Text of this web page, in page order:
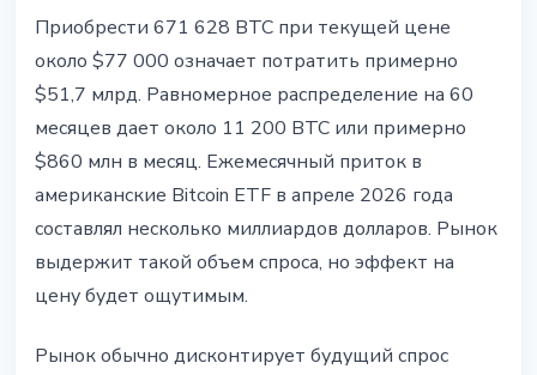
Приобрести 671 628 BTC при текущей цене
около $77 000 означает потратить примерно
$51,7 млрд. Равномерное распределение на 60
месяцев дает около 11 200 BTC или примерно
$860 млн в месяц. Ежемесячный приток в
американские Bitcoin ETF в апреле 2026 года
составлял несколько миллиардов долларов. Рынок
выдержит такой объем спроса, но эффект на
цену будет ощутимым.
Рынок обычно дисконтирует будущий спрос